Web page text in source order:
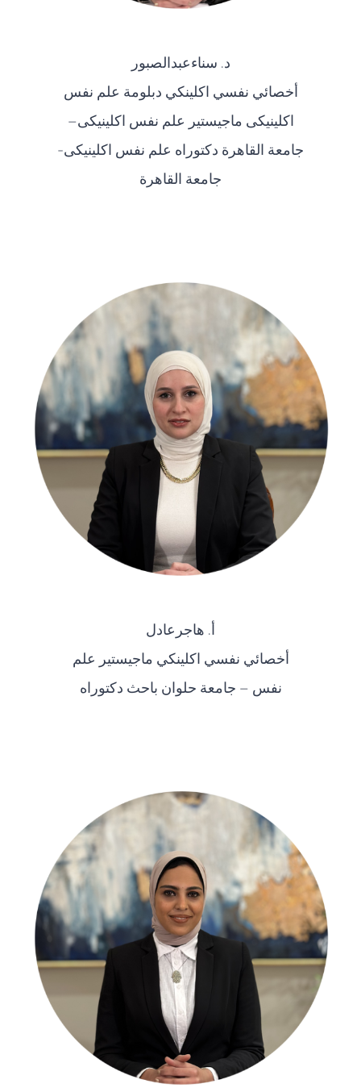
د. سناءعبدالصبور
أخصائي نفسي اكلينكي دبلومة علم نفس
اكلينيكى ماجيستير علم نفس اكلينيكى–
جامعة القاهرة دكتوراه علم نفس اكلينيكى-
جامعة القاهرة
أ. هاجرعادل
أخصائي نفسي اكلينكي ماجيستير علم
نفس – جامعة حلوان باحث دكتوراه